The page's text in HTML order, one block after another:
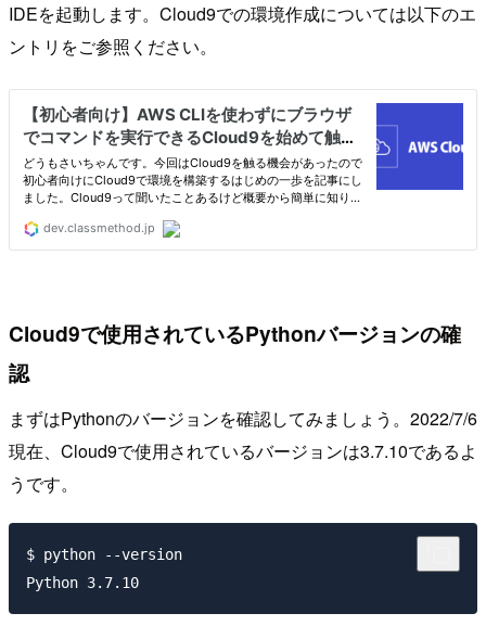
IDEを起動します。Cloud9での環境作成については以下のエ
ントリをご参照ください。
Cloud9で使用されているPythonバージョンの確
認
まずはPythonのバージョンを確認してみましょう。2022/7/6
現在、Cloud9で使用されているバージョンは3.7.10であるよ
うです。
$ python --version